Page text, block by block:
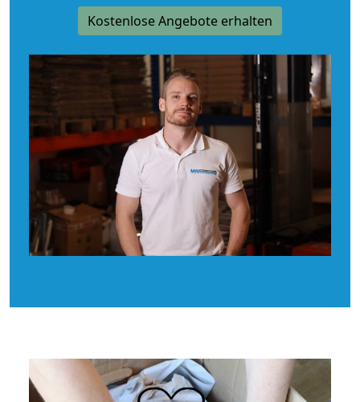
Kostenlose Angebote erhalten